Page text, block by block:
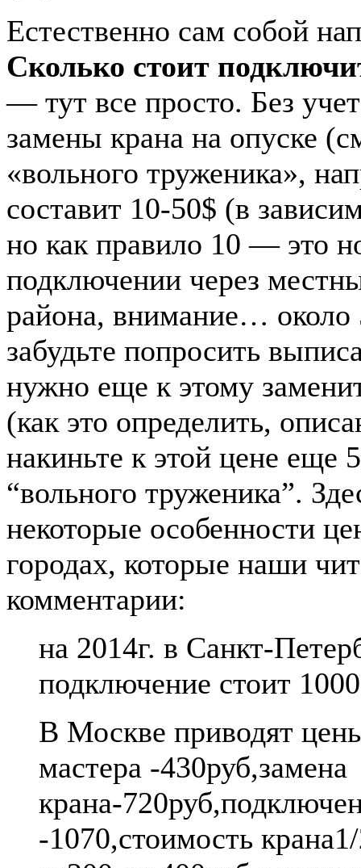
Естественно сам собой
Сколько стоит
— тут все просто. Без
замены крана на опуске
«вольного труженика»,
составит 10-50$ (в
но как правило 10 — это
подключении через
района, внимание…
забудьте попросить
нужно еще к этому
(как это определить,
накиньте к этой цене еще
“вольного труженика”.
некоторые особенности
городах, которые наши
комментарии:
на 2014г. в Санкт-
подключение стоит
В Москве приводят
мастера -430руб,замена
крана-
-1070,стоимость